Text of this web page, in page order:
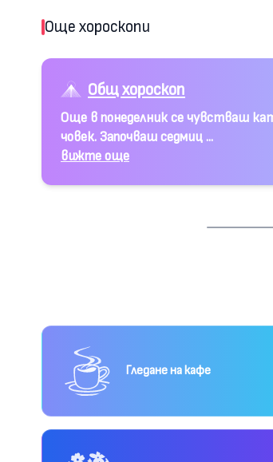
Още хороскопи
Общ хороскоп
Още в понеделник се чувстваш
човек. Започваш седмиц ...
вижте още
Гледане на кафе